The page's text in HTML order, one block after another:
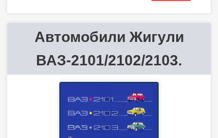
Автомобили Жигули
ВАЗ-2101/2102/2103.